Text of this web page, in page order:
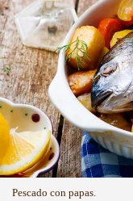
Pescado con papas.